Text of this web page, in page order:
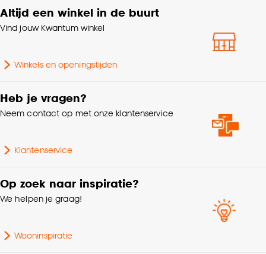
klikken.
Goed om te weten is dat je deze keuze altijd nog
cookieverklaring.
Standaard afmetingen 30x50cm
Hoogte 12 CM
Interieurstijl
Type kussen
Altijd een winkel in de buurt
Vind jouw Kwantum winkel
Winkels en openingstijden
Heb je vragen?
Neem contact op met onze klantenservice
Klantenservice
Op zoek naar inspiratie?
We helpen je graag!
Wooninspiratie